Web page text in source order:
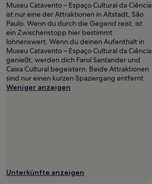
Museu Catavento – Espaço Cultural da Ciência
ist nur eine der Attraktionen in Altstadt, São
Paulo. Wenn du durch die Gegend reist, ist
ein Zwischenstopp hier bestimmt
lohnenswert. Wenn du deinen Aufenthalt in
Museu Catavento – Espaço Cultural da Ciência
genießt, werden dich Farol Santander und
Caixa Cultural begeistern. Beide Attraktionen
sind nur einen kurzen Spaziergang entfernt.
Weniger anzeigen
Unterkünfte anzeigen